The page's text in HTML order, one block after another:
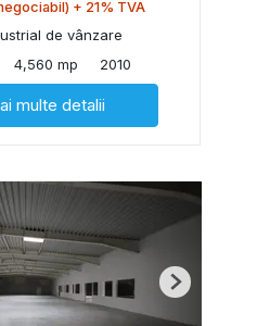
+ 21% TVA
de vânzare
4,560 mp 2010
multe detalii
Next